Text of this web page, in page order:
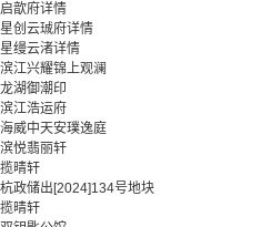
启歆府详情
星创云珹府详情
星缦云渚详情
滨江兴耀锦上观澜
龙湖御潮印
滨江浩运府
海威中天安璞逸庭
滨悦翡丽轩
揽晴轩
杭政储出[2024]134号地块
揽晴轩